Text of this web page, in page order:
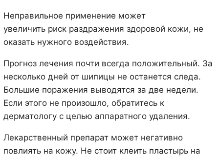
Неправильное применение может
увеличить риск раздражения здоровой кожи, не
оказать нужного воздействия.
Прогноз лечения почти всегда положительный. За
несколько дней от шипицы не останется следа.
Большие поражения выводятся за две недели.
Если этого не произошло, обратитесь к
дерматологу с целью аппаратного удаления.
Лекарственный препарат может негативно
повлиять на кожу. Не стоит клеить пластырь на